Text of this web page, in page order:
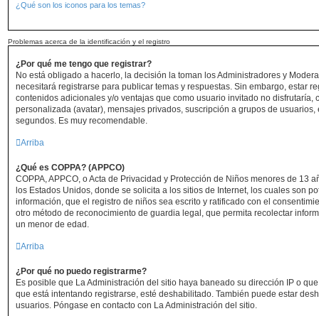
¿Qué son los iconos para los temas?
Problemas acerca de la identificación y el registro
¿Por qué me tengo que registrar?
No está obligado a hacerlo, la decisión la toman los Administradores y
necesitará registrarse para publicar temas y respuestas. Sin embargo, estar
contenidos adicionales y/o ventajas que como usuario invitado no disfrutaría,
personalizada (avatar), mensajes privados, suscripción a grupos de usuarios,
segundos. Es muy recomendable.
Arriba
¿Qué es COPPA? (APPCO)
COPPA, APPCO, o Acta de Privacidad y Protección de Niños menores de 13
los Estados Unidos, donde se solicita a los sitios de Internet, los cuales son
información, que el registro de niños sea escrito y ratificado con el
otro método de reconocimiento de guardia legal, que permita recolectar
un menor de edad.
Arriba
¿Por qué no puedo registrarme?
Es posible que La Administración del sitio haya baneado su dirección IP o
que está intentando registrarse, esté deshabilitado. También puede estar
usuarios. Póngase en contacto con La Administración del sitio.